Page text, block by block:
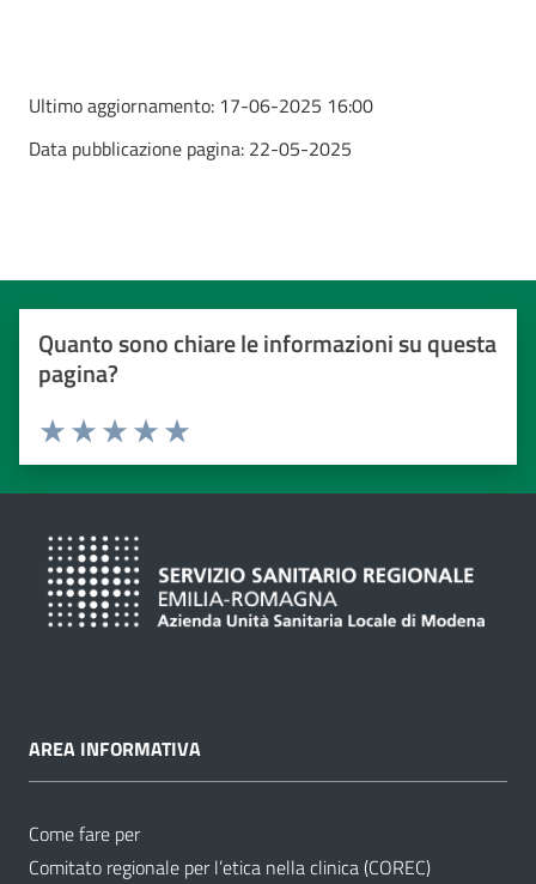
Ultimo aggiornamento: 17-06-2025 16:00
Data pubblicazione pagina: 22-05-2025
Quanto sono chiare le informazioni su questa
pagina?
Valuta da 1 a 5 stelle
Valuta 5 stelle su 5
Valuta 4 stelle su 5
Valuta 3 stelle su 5
Valuta 2 stelle su 5
Valuta 1 stelle su 5
AREA INFORMATIVA
Come fare per
Comitato regionale per l’etica nella clinica (COREC)